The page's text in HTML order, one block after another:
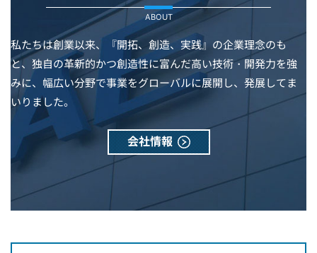
ABOUT
私たちは創業以来、『開拓、創造、実践』の企業理念のも
と、独自の革新的かつ創造性に富んだ高い技術・開発力を強
みに、幅広い分野で事業をグローバルに展開し、発展してま
いりました。
会社情報